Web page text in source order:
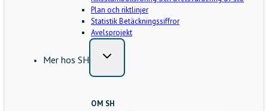
Plan och riktlinjer
Statistik Betäckningssiffror
Avelsprojekt
Mer hos SH
OM SH